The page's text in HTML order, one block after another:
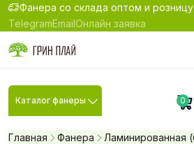
Фанера со склада оптом и розницу
TelegramEmailОнлайн заявка
Каталог фанеры 0
Главная Фанера Ламинированная